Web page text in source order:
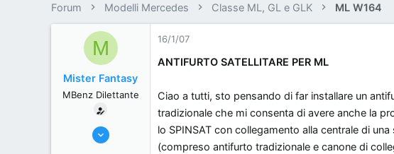
i
s
d
i
i
z
i
o
Forum Modelli Mercedes Classe ML, GL e GLK ML W164
M
Mister Fantasy
MBenz Dilettante
16/1/07
ANTIFURTO SATELLITARE PER ML
Ciao a tutti, sto pensando di far installare un
tradizionale che mi consenta di avere anche la
lo SPINSAT con collegamento alla centrale di
(compreso antifurto tradizionale e canone di